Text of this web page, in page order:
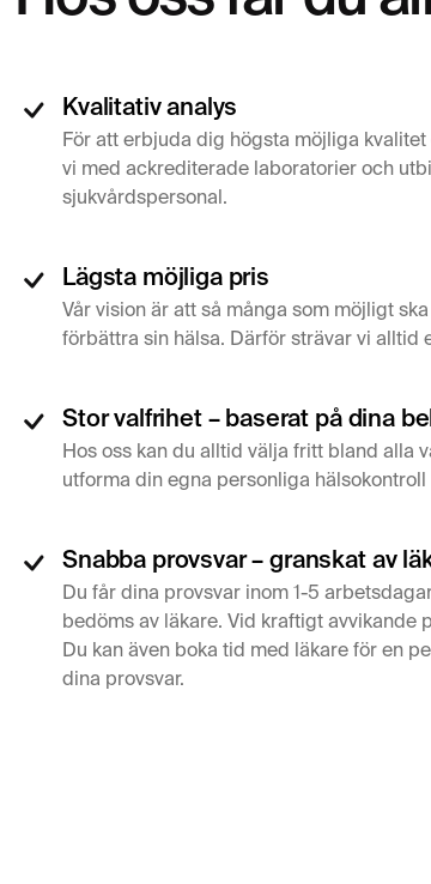
Kvalitativ analys
För att erbjuda dig högsta möjliga
vi med ackrediterade laboratorier och
sjukvårdspersonal.
Lägsta möjliga pris
Vår vision är att så många som möjligt
förbättra sin hälsa. Därför strävar vi alltid
Stor valfrihet – baserat på dina
Hos oss kan du alltid välja fritt bland alla
utforma din egna personliga hälsokontroll
Snabba provsvar – granskat av
Du får dina provsvar inom 1-5
bedöms av läkare. Vid kraftigt avvikande
Du kan även boka tid med läkare för en
dina provsvar.